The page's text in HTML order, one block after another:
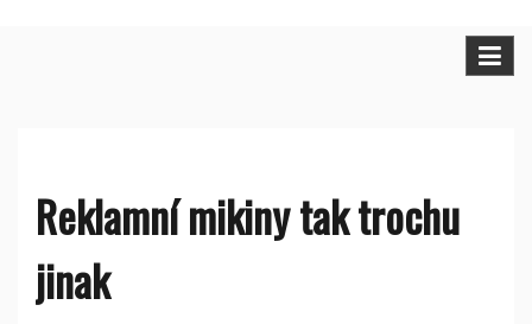
Reklamní mikiny tak trochu
jinak